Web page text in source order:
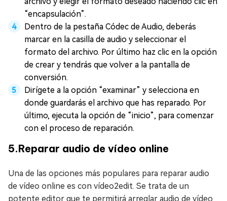
“encapsulación”.
Dentro de la pestaña Códec de Audio, deberás
marcar en la casilla de audio y seleccionar el
formato del archivo. Por último haz clic en la opción
de crear y tendrás que volver a la pantalla de
conversión.
Dirígete a la opción “examinar” y selecciona en
donde guardarás el archivo que has reparado. Por
último, ejecuta la opción de “inicio”, para comenzar
con el proceso de reparación.
5.Reparar audio de vídeo online
Una de las opciones más populares para reparar audio
de vídeo online es con vídeo2edit. Se trata de un
potente editor que te permitirá arreglar audio de vídeo